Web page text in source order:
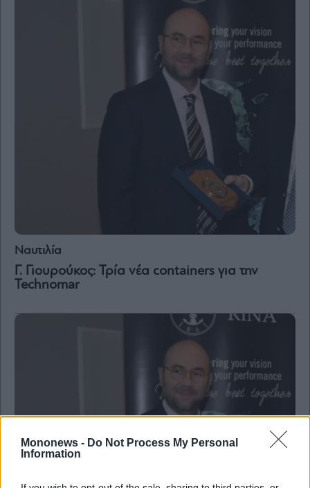
Mononews - Do Not Process My Personal
Information
Ναυτιλία
Γ. Γιουρούκος: Τρία νέα containers για την
Technomar